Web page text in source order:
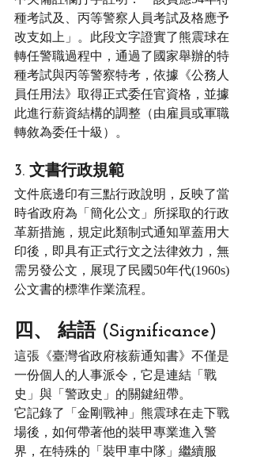
種考試及、丙等警察人員考試及格應予
改支如上」。此段文字證實了熊震球在
轉任警職過程中，通過了國家舉辦的特
種考試與丙等警察特考，依據《公務人
員任用法》取得正式委任官資格，並據
此進行薪資結構的調整（由雇員或軍職
轉敘為委任十級）。
3. 文書行政規範
文件底邊印有三點行政說明，反映了當
時省政府為「簡化公文」所採取的行政
革新措施，規定此類制式通知單蓋用大
印後，即具有正式行文之法律效力，無
需另發公文，展現了民國50年代(1960s)
公文書的標準作業流程。
四、 結語 (Significance)
這張《臺灣省政府核薪通知書》不僅是
一份個人的人事派令，它是連結「戰
史」與「警政史」的關鍵紐帶。
它記錄了「金剛戰神」熊震球在走下戰
場後，如何帶著他的裝甲專業進入警
界，在特殊的「裝甲車中隊」繼續服